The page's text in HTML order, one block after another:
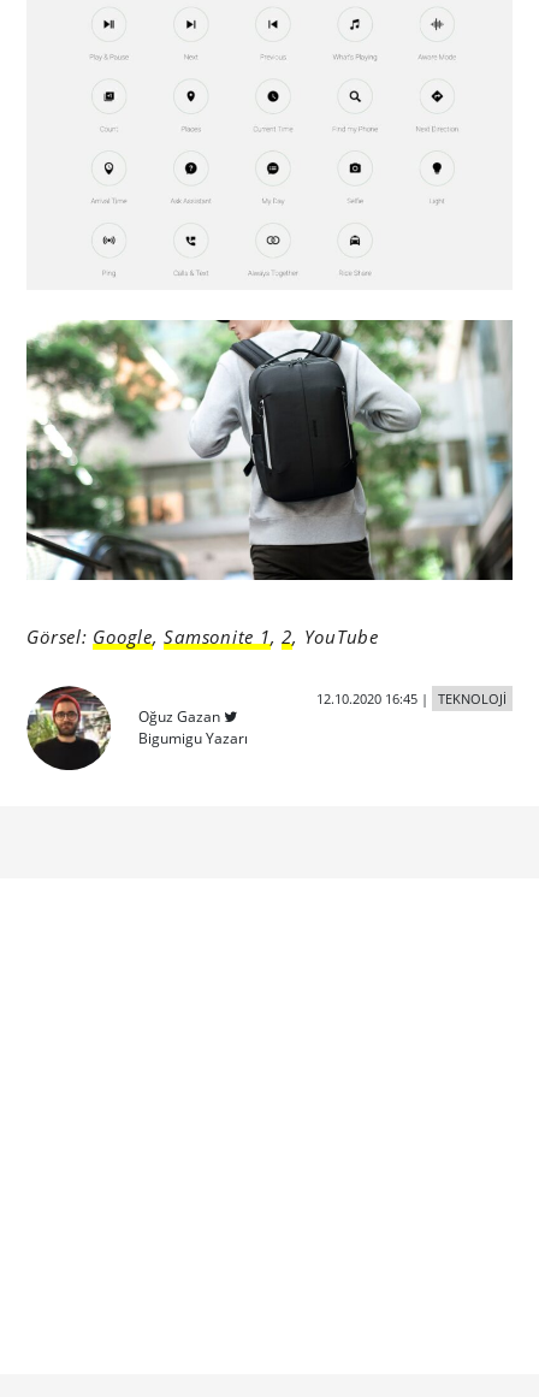
Görsel: Google,Samsonite 1,2, YouTube
Oğuz Gazan
Bigumigu Yazarı
12.10.2020 16:45| TEKNOLOJİ